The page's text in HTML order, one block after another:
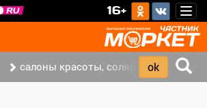
16+
(1) салоны красоты, солярии (1)